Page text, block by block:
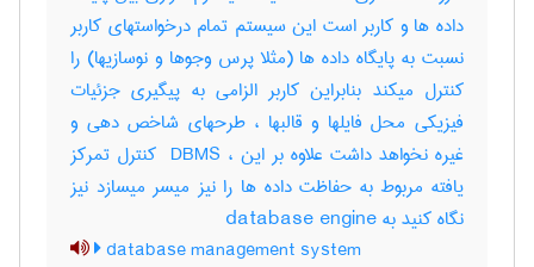
داده ها و کاربر است این سیستم تمام درخواستهای کاربر
نسبت به پایگاه داده ها (مثلا پرس وجوها و نوسازیها) را
کنترل میکند بنابراین کاربر الزامی به پیگیری جزئیات
فیزیکی محل فایلها و قالبها ، طرحهای شاخص دهی و
غیره نخواهد داشت علاوه بر این ، ‎ DBMS کنترل تمرکز
یافته مربوط به حفاظت داده ها را نیز میسر میسازد نیز
نگاه کنید به ‎ database engine
database management system